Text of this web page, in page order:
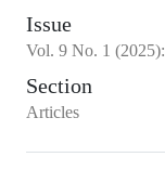
Issue
Vol. 9 No. 1 (2025):
Section
Articles